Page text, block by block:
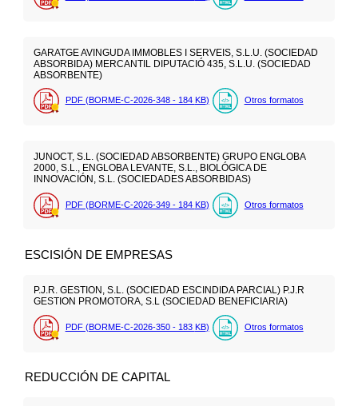
GARATGE AVINGUDA IMMOBLES I SERVEIS, S.L.U. (SOCIEDAD
ABSORBIDA) MERCANTIL DIPUTACIÓ 435, S.L.U. (SOCIEDAD
ABSORBENTE)
PDF (BORME-C-2026-348 - 184 KB) Otros formatos
JUNOCT, S.L. (SOCIEDAD ABSORBENTE) GRUPO ENGLOBA
2000, S.L., ENGLOBA LEVANTE, S.L., BIOLÓGICA DE
INNOVACIÓN, S.L. (SOCIEDADES ABSORBIDAS)
PDF (BORME-C-2026-349 - 184 KB) Otros formatos
ESCISIÓN DE EMPRESAS
P.J.R. GESTION, S.L. (SOCIEDAD ESCINDIDA PARCIAL) P.J.R
GESTION PROMOTORA, S.L (SOCIEDAD BENEFICIARIA)
PDF (BORME-C-2026-350 - 183 KB) Otros formatos
REDUCCIÓN DE CAPITAL